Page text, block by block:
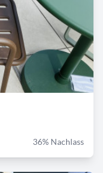
36% Nachlass